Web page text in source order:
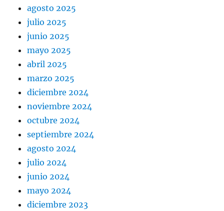
agosto 2025
julio 2025
junio 2025
mayo 2025
abril 2025
marzo 2025
diciembre 2024
noviembre 2024
octubre 2024
septiembre 2024
agosto 2024
julio 2024
junio 2024
mayo 2024
diciembre 2023